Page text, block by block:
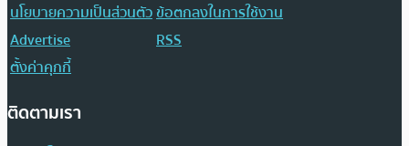
นโยบายความเป็นส่วนตัวข้อตกลงในการใช้งาน
Advertise
RSS
ตั้งค่าคุกกี้
ติดตามเรา